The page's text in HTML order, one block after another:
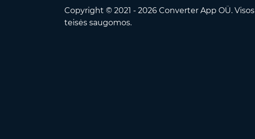
Copyright © 2021 - 2026 Converter App OÜ. Visos
teisės saugomos.